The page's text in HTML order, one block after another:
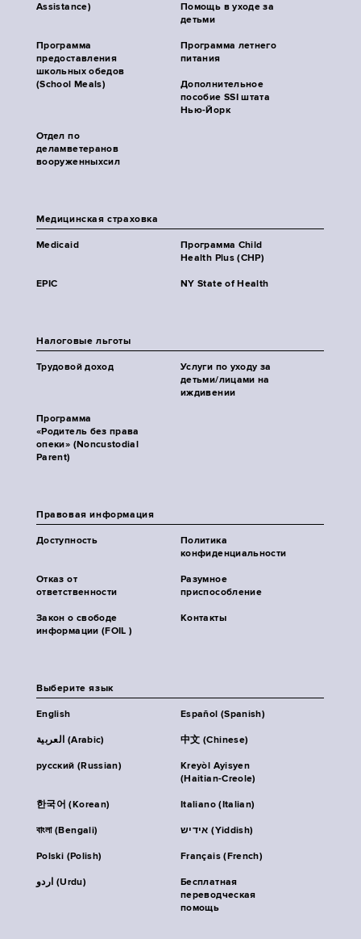
Assistance)
Помощь в уходе за
детьми
Программа
предоставления
школьных обедов
(School Meals)
Программа летнего
питания
Дополнительное
пособие SSI штата
Нью-Йорк
Отдел по
деламветеранов
вооруженныхсил
Медицинская страховка
Medicaid
Программа Child
Health Plus (CHP)
EPIC NY State of Health
Налоговые льготы
Трудовой доход
Услуги по уходу за
детьми/лицами на
иждивении
Программа
«Родитель без права
опеки» (Noncustodial
Parent)
Правовая информация
Доступность
Политика
конфиденциальности
Отказ от
ответственности
Разумное
приспособление
Закон о свободе
информации (FOIL )
Контакты
Выберите язык
English Español (Spanish)
العربية (Arabic) 中文 (Chinese)
русский (Russian)
Kreyòl Ayisyen
(Haitian-Creole)
한국어 (Korean) Italiano (Italian)
বাংলা (Bengali) אידיש (Yiddish)
Polski (Polish) Français (French)
اردو (Urdu)
Бесплатная
переводческая
помощь